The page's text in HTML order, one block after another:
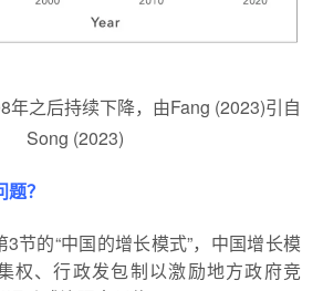
年之后持续下降，由Fang (2023)引自
Song (2023)
？
3节的“中国的增长模式”，中国增长模
权、行政发包制以激励地方政府竞